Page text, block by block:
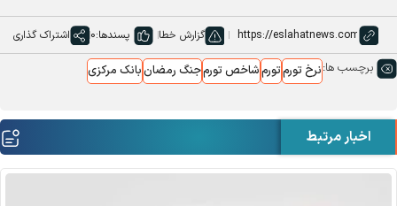
گزارش خطا پسندها:0 اشتراک گذاری
برچسب ها:نرخ تورمتورمشاخص تورمجنگ رمضانبانک مرکزی
اخبار مرتبط